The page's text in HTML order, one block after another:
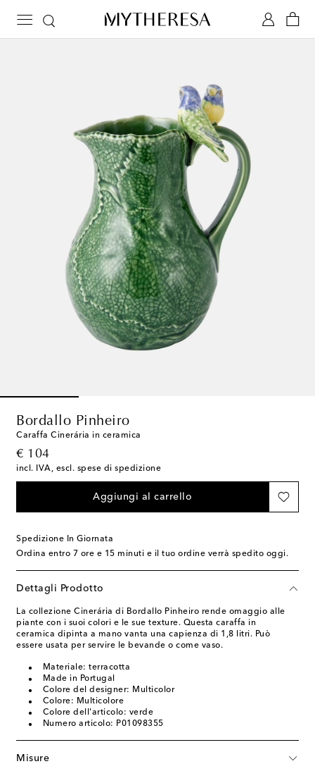
Bordallo Pinheiro
Caraffa Cinerária in ceramica
€ 104
original price
incl. IVA, escl. spese di spedizione
Aggiungi al carrello
Spedizione In Giornata
Ordina entro 7 ore e 15 minuti e il tuo ordine verrà spedito oggi.
Dettagli Prodotto
La collezione Cinerária di Bordallo Pinheiro rende omaggio alle
piante con i suoi colori e le sue texture. Questa caraffa in
ceramica dipinta a mano vanta una capienza di 1,8 litri. Può
essere usata per servire le bevande o come vaso.
Materiale: terracotta
Made in Portugal
Colore del designer: Multicolor
Colore: Multicolore
Colore dell'articolo: verde
Numero articolo: P01098355
Misure